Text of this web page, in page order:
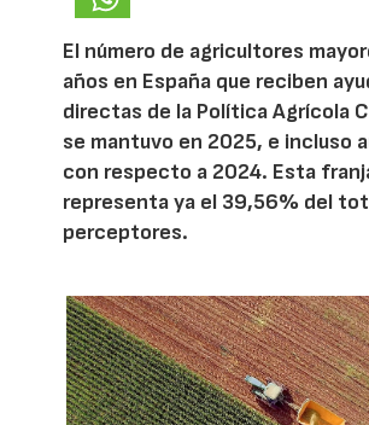
El número de agricultores
años en España que reciben
directas de la Política Agrícola
se mantuvo en 2025, e incluso
con respecto a 2024. Esta
representa ya el 39,56% del
perceptores.